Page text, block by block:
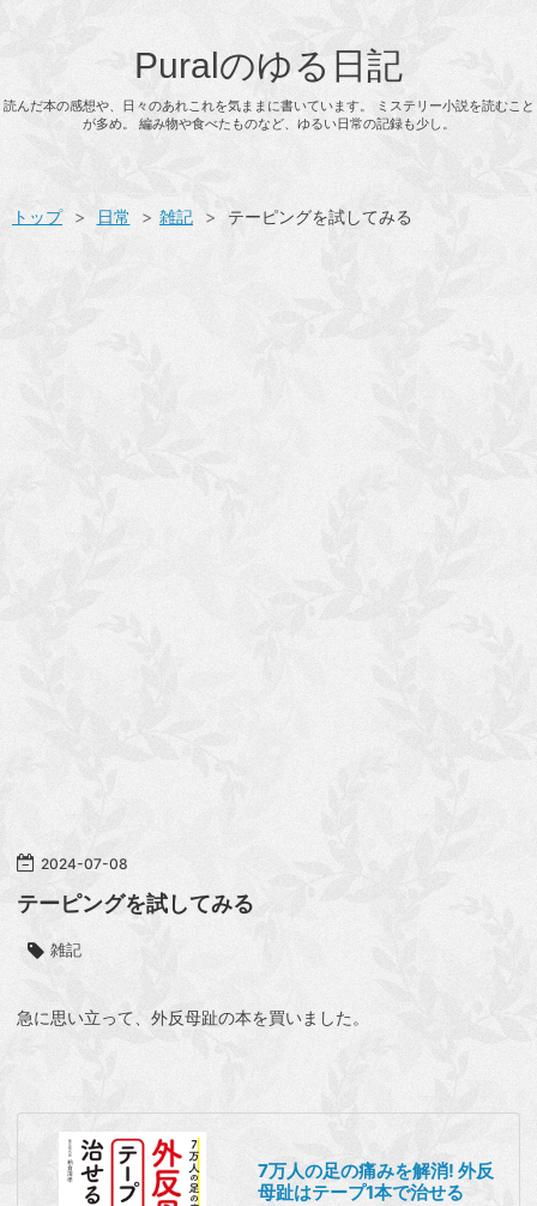
Puralのゆる日記
読んだ本の感想や、日々のあれこれを気ままに書いています。 ミステリー小説を読むこと
が多め。 編み物や食べたものなど、ゆるい日常の記録も少し。
トップ > 日常 > 雑記 > テーピングを試してみる
2024-07-08
テーピングを試してみる
雑記
急に思い立って、 外反母趾の本を買いました。
7万人の足の痛みを解消! 外反
母趾はテープ1本で治せる